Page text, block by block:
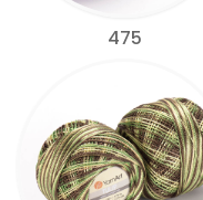
475